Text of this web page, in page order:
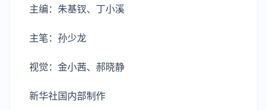
主编：朱基钗、丁小溪
主笔：孙少龙
视觉：金小茜、郝晓静
新华社国内部制作